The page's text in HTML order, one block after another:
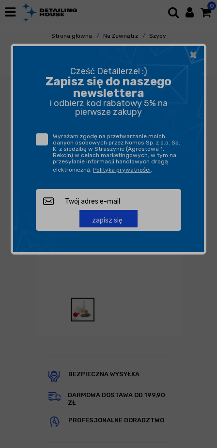
0
Strona główna Na Zewnątrz
Szyby
Polerowanie Szyb
BEZPIECZNA WYSYŁKA
DARMOWA DOSTAWA OD 199,90
ZŁ
PROFESJONALNE DORADZTWO
×
Cześć Detailerze! :)
Zapisz się do naszego
newslettera
i odbierz kod rabatowy 5% na
pierwsze zakupy
Wyrażam zgodę na przetwarzanie moich
danych osobowych przez Nomos Sp. z o.o. Sp.
K. z siedzibą w Straszynie (Agrestowa 1,
Rekcin) w celach marketingowych, w tym na
przesyłanie informacji handlowych drogą
elektroniczną. Polityka prywatności.
zapisz się